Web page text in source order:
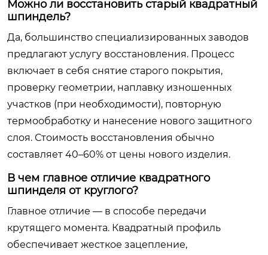
Можно ли восстановить старый квадратный
шпиндель?
Да, большинство специализированных заводов
предлагают услугу восстановления. Процесс
включает в себя снятие старого покрытия,
проверку геометрии, наплавку изношенных
участков (при необходимости), повторную
термообработку и нанесение нового защитного
слоя. Стоимость восстановления обычно
составляет 40–60% от цены нового изделия.
В чем главное отличие квадратного
шпинделя от круглого?
Главное отличие — в способе передачи
крутящего момента. Квадратный профиль
обеспечивает жесткое зацепление,